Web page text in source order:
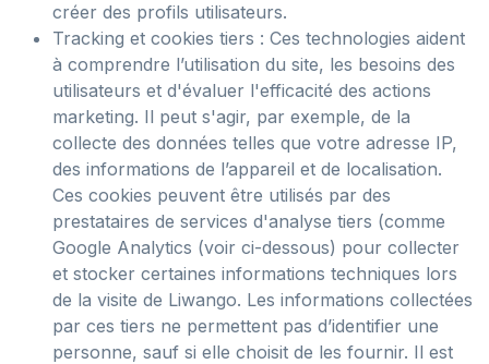
créer des profils utilisateurs.
Tracking et cookies tiers : Ces technologies aident
à comprendre l’utilisation du site, les besoins des
utilisateurs et d'évaluer l'efficacité des actions
marketing. Il peut s'agir, par exemple, de la
collecte des données telles que votre adresse IP,
des informations de l’appareil et de localisation.
Ces cookies peuvent être utilisés par des
prestataires de services d'analyse tiers (comme
Google Analytics (voir ci-dessous) pour collecter
et stocker certaines informations techniques lors
de la visite de Liwango. Les informations collectées
par ces tiers ne permettent pas d’identifier une
personne, sauf si elle choisit de les fournir. Il est